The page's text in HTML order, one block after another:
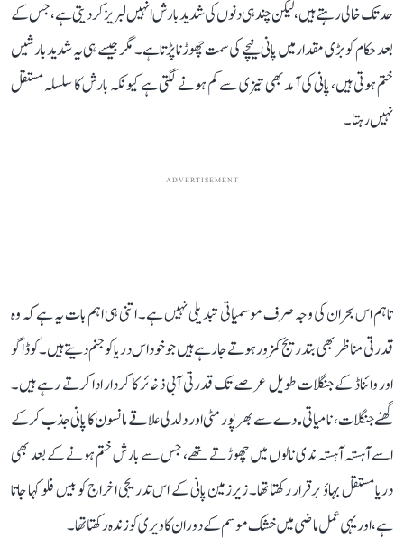
حد تک خالی رہتے ہیں، لیکن چند ہی دنوں کی شدید بارش انہیں لبریز کر دیتی ہے، جس کے
بعد حکام کو بڑی مقدار میں پانی نیچے کی سمت چھوڑنا پڑتا ہے۔ مگر جیسے ہی یہ شدید بارشیں
ختم ہوتی ہیں، پانی کی آمد بھی تیزی سے کم ہونے لگتی ہے کیونکہ بارش کا سلسلہ مستقل
نہیں رہتا۔
ADVERTISEMENT
تاہم اس بحران کی وجہ صرف موسمیاتی تبدیلی نہیں ہے۔ اتنی ہی اہم بات یہ ہے کہ وہ
قدرتی مناظر بھی بتدریج کمزور ہوتے جا رہے ہیں جو خود اس دریا کو جنم دیتے ہیں۔ کوڈاگو
اور وائناڈ کے جنگلات طویل عرصے تک قدرتی آبی ذخائر کا کردار ادا کرتے رہے ہیں۔
گھنے جنگلات، نامیاتی مادے سے بھرپور مٹی اور دلدلی علاقے مانسون کا پانی جذب کر کے
اسے آہستہ آہستہ ندی نالوں میں چھوڑتے تھے، جس سے بارش ختم ہونے کے بعد بھی
دریا مستقل بہاؤ برقرار رکھتا تھا۔ زیرزمین پانی کے اس تدریجی اخراج کو بیس فلو کہا جاتا
ہے، اور یہی عمل ماضی میں خشک موسم کے دوران کاویری کو زندہ رکھتا تھا۔